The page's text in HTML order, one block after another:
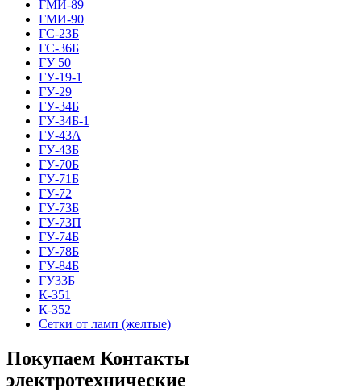
ГМИ-89
ГМИ-90
ГС-23Б
ГС-36Б
ГУ 50
ГУ-19-1
ГУ-29
ГУ-34Б
ГУ-34Б-1
ГУ-43А
ГУ-43Б
ГУ-70Б
ГУ-71Б
ГУ-72
ГУ-73Б
ГУ-73П
ГУ-74Б
ГУ-78Б
ГУ-84Б
ГУ33Б
К-351
К-352
Сетки от ламп (желтые)
Покупаем Контакты
электротехнические